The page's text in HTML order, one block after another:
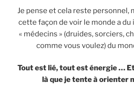
Je pense et cela reste personnel,
cette façon de voir le monde a du
« médecins » (druides, sorciers,
comme vous voulez) du
Tout est lié, tout est énergie … Et
là que je tente à orienter